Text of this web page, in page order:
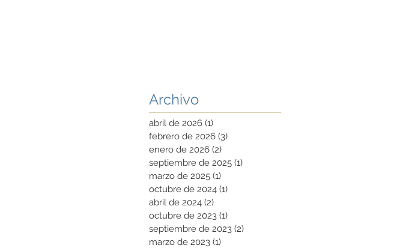
Archivo
abril de 2026 (1)
febrero de 2026 (3)
enero de 2026 (2)
septiembre de 2025 (1)
marzo de 2025 (1)
octubre de 2024 (1)
abril de 2024 (2)
octubre de 2023 (1)
septiembre de 2023 (2)
marzo de 2023 (1)